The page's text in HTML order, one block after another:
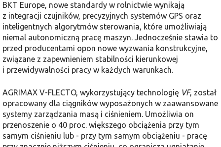
BKT Europe, nowe standardy w rolnictwie wynikają
z integracji czujników, precyzyjnych systemów GPS oraz
inteligentnych algorytmów sterowania, które umożliwiają
niemal autonomiczną pracę maszyn. Jednocześnie stawia to
przed producentami opon nowe wyzwania konstrukcyjne,
związane z zapewnieniem stabilności kierunkowej
i przewidywalności pracy w każdych warunkach.
AGRIMAX V-FLECTO, wykorzystujący technologię VF, został
opracowany dla ciągników wyposażonych w zaawansowane
systemy zarządzania masą i ciśnieniem. Umożliwia on
przenoszenie o 40 proc. większego obciążenia przy tym
samym ciśnieniu lub - przy tym samym obciążeniu - pracę